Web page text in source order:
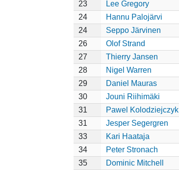
23
Lee Gregory
24
Hannu Palojärvi
24
Seppo Järvinen
26
Olof Strand
27
Thierry Jansen
28
Nigel Warren
29
Daniel Mauras
30
Jouni Riihimäki
31
Pawel Kolodziejczyk
31
Jesper Segergren
33
Kari Haataja
34
Peter Stronach
35
Dominic Mitchell